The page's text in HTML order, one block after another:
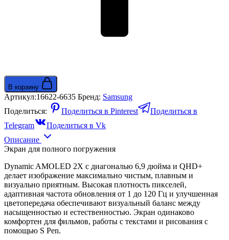
В корзину
Артикул:16622-6635 Бренд: Samsung
Поделиться:
Поделиться в Pinterest
Поделиться в
Telegram
Поделиться в Vk
Описание
Экран для полного погружения
Dynamic AMOLED 2X с диагональю 6,9 дюйма и QHD+
делает изображение максимально чистым, плавным и
визуально приятным. Высокая плотность пикселей,
адаптивная частота обновления от 1 до 120 Гц и улучшенная
цветопередача обеспечивают визуальный баланс между
насыщенностью и естественностью. Экран одинаково
комфортен для фильмов, работы с текстами и рисования с
помощью S Pen.